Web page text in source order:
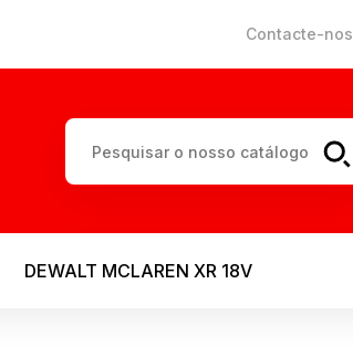
Contacte-nos
DEWALT MCLAREN XR 18V